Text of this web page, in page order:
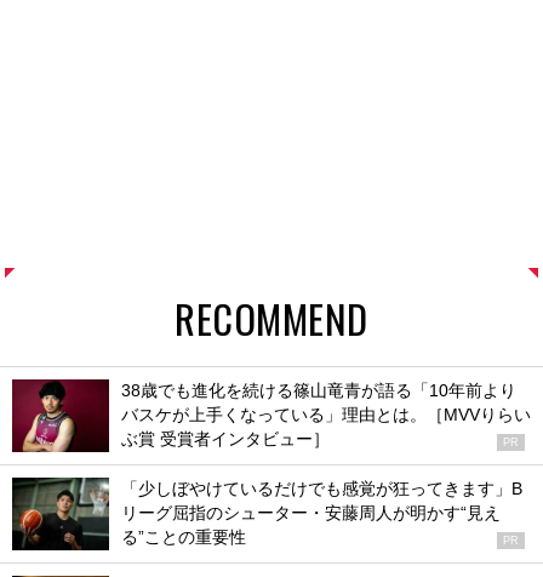
RECOMMEND
38歳でも進化を続ける篠山竜青が語る「10年前より
バスケが上手くなっている」理由とは。［MVVりらい
ぶ賞 受賞者インタビュー］
PR
「少しぼやけているだけでも感覚が狂ってきます」B
リーグ屈指のシューター・安藤周人が明かす“見え
る”ことの重要性
PR